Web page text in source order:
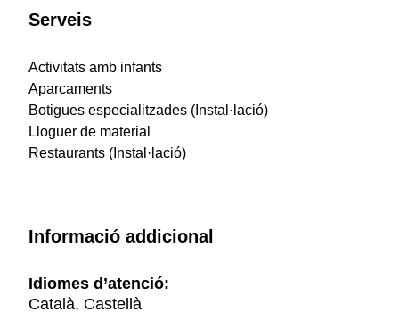
Serveis
Activitats amb infants
Aparcaments
Botigues especialitzades (Instal·lació)
Lloguer de material
Restaurants (Instal·lació)
Informació addicional
Idiomes d’atenció:
Català, Castellà